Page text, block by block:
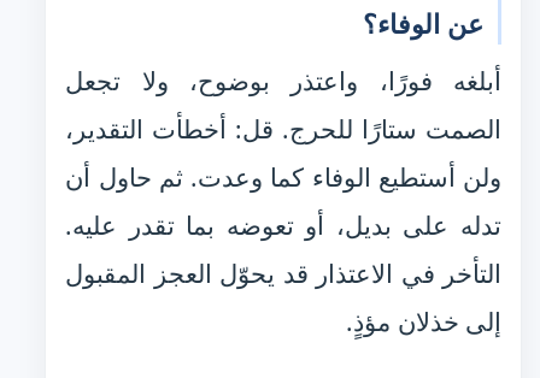
عن الوفاء؟
أبلغه فورًا، واعتذر بوضوح، ولا تجعل
الصمت ستارًا للحرج. قل: أخطأت التقدير،
ولن أستطيع الوفاء كما وعدت. ثم حاول أن
تدله على بديل، أو تعوضه بما تقدر عليه.
التأخر في الاعتذار قد يحوّل العجز المقبول
إلى خذلان مؤذٍ.